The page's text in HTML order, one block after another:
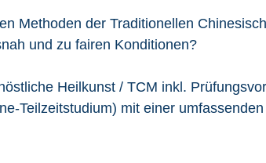
Methoden der Traditionellen
und zu fairen Konditionen?
Heilkunst / TCM inkl.
Teilzeitstudium) mit einer